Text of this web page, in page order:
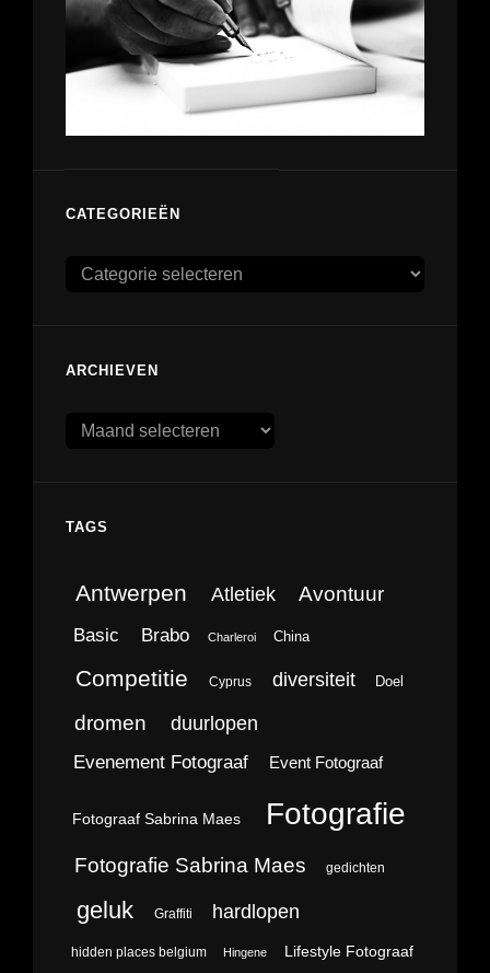
CATEGORIEËN
Categorieën
ARCHIEVEN
Archieven
TAGS
Antwerpen Atletiek Avontuur
Basic Brabo Charleroi China
Competitie Cyprus diversiteit Doel
dromen duurlopen
Evenement Fotograaf Event Fotograaf
Fotograaf Sabrina Maes Fotografie
Fotografie Sabrina Maes gedichten
geluk Graffiti hardlopen
hidden places belgium Hingene Lifestyle Fotograaf